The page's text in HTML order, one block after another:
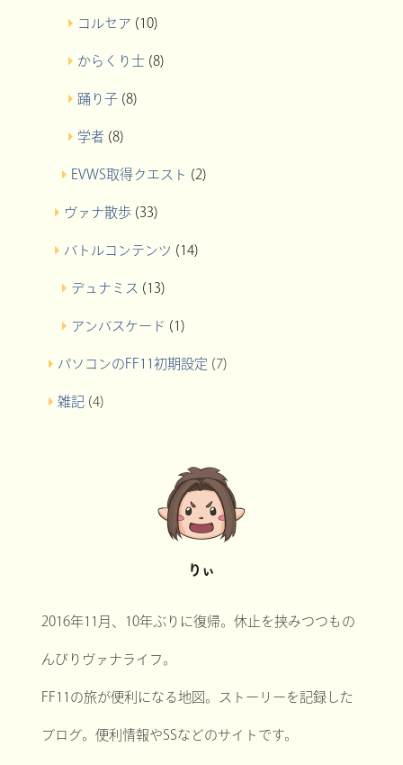
コルセア (10)
からくり士 (8)
踊り子 (8)
学者 (8)
EVWS取得クエスト (2)
ヴァナ散歩 (33)
バトルコンテンツ (14)
デュナミス (13)
アンバスケード (1)
パソコンのFF11初期設定 (7)
雑記(4)
りぃ
2016年11月、10年ぶりに復帰。休止を挟みつつもの
んびりヴァナライフ。
FF11の旅が便利になる地図。ストーリーを記録した
ブログ。便利情報やSSなどのサイトです。